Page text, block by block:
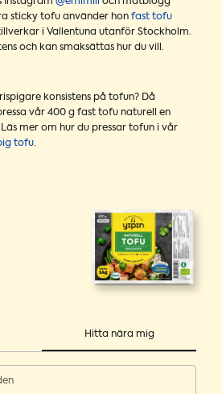
sticky tofu använder hon fast tofu
i Vallentuna utanför Stockholm.
och kan smaksättas hur du vill.
konsistens på tofun? Då
vår 400 g fast tofu naturell en
mer om hur du pressar tofun i vår
tofu.
Hitta nära mig